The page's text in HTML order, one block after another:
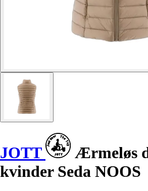
JOTT
Ærmeløs
kvinder Seda NOOS